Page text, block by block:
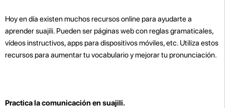
Hoy en día existen muchos recursos online para ayudarte a
aprender suajili. Pueden ser páginas web con reglas gramaticales,
vídeos instructivos, apps para dispositivos móviles, etc. Utiliza estos
recursos para aumentar tu vocabulario y mejorar tu pronunciación.
Practica la comunicación en suajili.